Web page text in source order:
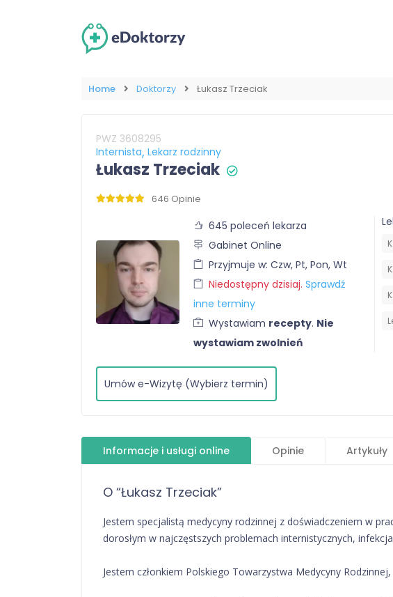
Home Doktorzy Łukasz Trzeciak
PWZ 3608295
Internista Lekarz rodzinny
Łukasz Trzeciak
646 Opinie
645 poleceń lekarza
Gabinet Online
Przyjmuje w: Czw, Pt, Pon, Wt
Niedostępny dzisiaj. Sprawdź
inne terminy
Wystawiam recepty. Nie
wystawiam zwolnień
Umów e-Wizytę (Wybierz termin)
Informacje i usługi online Opinie Artykuły
O “Łukasz Trzeciak”
Jestem specjalistą medycyny rodzinnej z doświadczeniem w
dorosłym w najczęstszych problemach internistycznych,
Jestem członkiem Polskiego Towarzystwa Medycyny